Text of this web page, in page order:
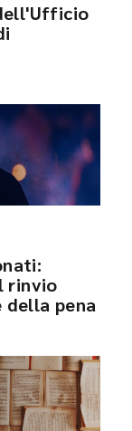
rinvio
pena